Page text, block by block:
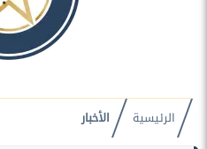
الرئيسية الأخبار